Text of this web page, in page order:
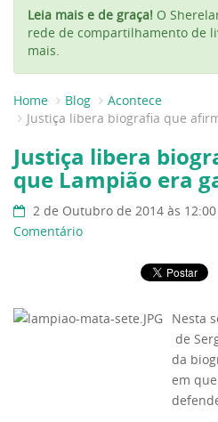
Leia mais e de graça! O
rede de compartilhamento de
mais.
Home Blog
Acontece
Justiça libera biografia que
Justiça libera
que Lampião era
2 de Outubro de 2014 às 12:00
Comentário
Nesta
de
da
em